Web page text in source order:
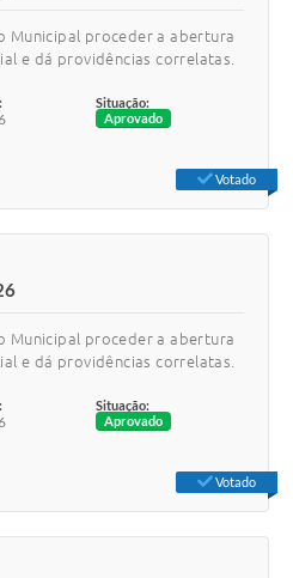
Municipal proceder a abertura
e dá providências correlatas.
Situação:
Aprovado
Votado
Municipal proceder a abertura
e dá providências correlatas.
Situação:
Aprovado
Votado